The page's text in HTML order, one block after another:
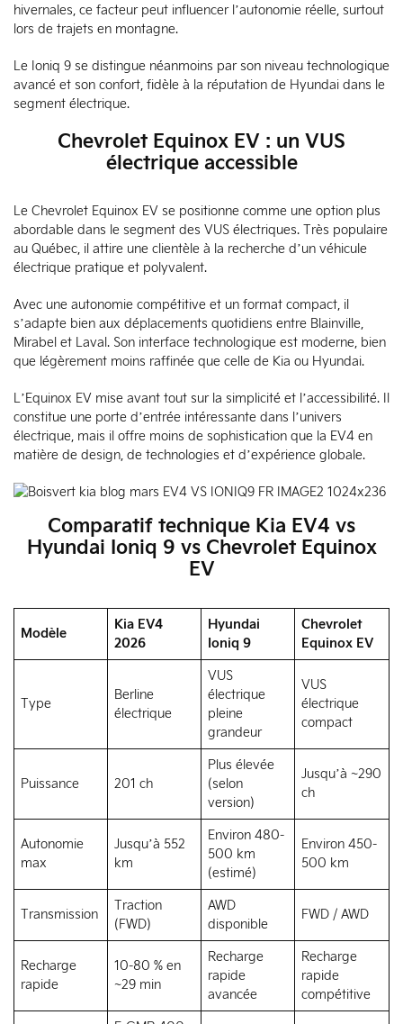
hivernales, ce facteur peut influencer l’autonomie réelle, surtout
lors de trajets en montagne.
Le Ioniq 9 se distingue néanmoins par son niveau technologique
avancé et son confort, fidèle à la réputation de Hyundai dans le
segment électrique.
Chevrolet Equinox EV : un VUS
électrique accessible
Le Chevrolet Equinox EV se positionne comme une option plus
abordable dans le segment des VUS électriques. Très populaire
au Québec, il attire une clientèle à la recherche d’un véhicule
électrique pratique et polyvalent.
Avec une autonomie compétitive et un format compact, il
s’adapte bien aux déplacements quotidiens entre Blainville,
Mirabel et Laval. Son interface technologique est moderne, bien
que légèrement moins raffinée que celle de Kia ou Hyundai.
L’Equinox EV mise avant tout sur la simplicité et l’accessibilité. Il
constitue une porte d’entrée intéressante dans l’univers
électrique, mais il offre moins de sophistication que la EV4 en
matière de design, de technologies et d’expérience globale.
Comparatif technique Kia EV4 vs
Hyundai Ioniq 9 vs Chevrolet Equinox
EV
Modèle
Kia EV4
2026
Hyundai
Ioniq 9
Chevrolet
Equinox EV
Type
Berline
électrique
VUS
électrique
pleine
grandeur
VUS
électrique
compact
Puissance 201 ch
Plus élevée
(selon
version)
Jusqu’à ~290
ch
Autonomie
max
Jusqu’à 552
km
Environ 480-
500 km
(estimé)
Environ 450-
500 km
Transmission
Traction
(FWD)
AWD
disponible
FWD / AWD
Recharge
rapide
10-80 % en
~29 min
Recharge
rapide
avancée
Recharge
rapide
compétitive